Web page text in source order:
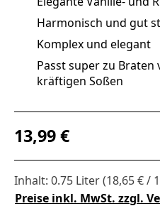
Harmonisch und gut
Komplex und elegant
Passt super zu Braten
kräftigen Soßen
Regulärer Preis:
13,99 €
Inhalt: 0.75 Liter(18,65 € /
Preise inkl. MwSt. zzgl.